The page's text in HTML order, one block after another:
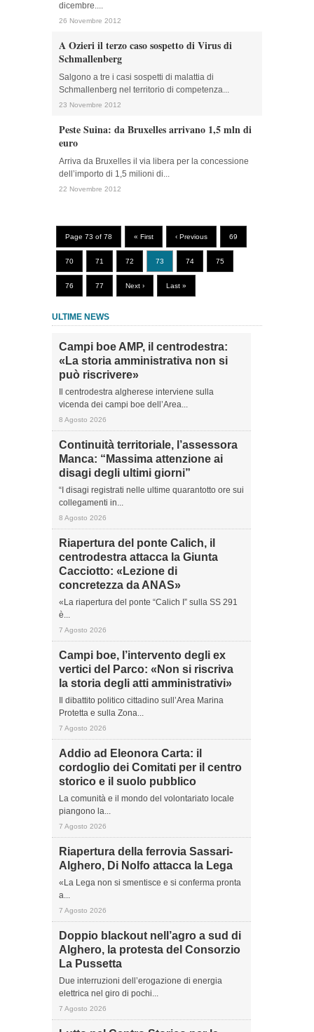
dicembre....
26 Novembre 2012
A Ozieri il terzo caso sospetto di Virus di
Schmallenberg
Salgono a tre i casi sospetti di malattia di
Schmallenberg nel territorio di competenza...
23 Novembre 2012
Peste Suina: da Bruxelles arrivano 1,5 mln di
euro
Arriva da Bruxelles il via libera per la concessione
dell’importo di 1,5 milioni di...
22 Novembre 2012
Page 73 of 78 « First ‹ Previous 69
70 71 72 73 74 75
76 77 Next › Last »
ULTIME NEWS
Campi boe AMP, il centrodestra:
«La storia amministrativa non si
può riscrivere»
Il centrodestra algherese interviene sulla
vicenda dei campi boe dell’Area...
8 Agosto 2026
Continuità territoriale, l’assessora
Manca: “Massima attenzione ai
disagi degli ultimi giorni”
“I disagi registrati nelle ultime quarantotto ore sui
collegamenti in...
8 Agosto 2026
Riapertura del ponte Calich, il
centrodestra attacca la Giunta
Cacciotto: «Lezione di
concretezza da ANAS»
«La riapertura del ponte “Calich I” sulla SS 291
è...
7 Agosto 2026
Campi boe, l’intervento degli ex
vertici del Parco: «Non si riscriva
la storia degli atti amministrativi»
Il dibattito politico cittadino sull’Area Marina
Protetta e sulla Zona...
7 Agosto 2026
Addio ad Eleonora Carta: il
cordoglio dei Comitati per il centro
storico e il suolo pubblico
La comunità e il mondo del volontariato locale
piangono la...
7 Agosto 2026
Riapertura della ferrovia Sassari-
Alghero, Di Nolfo attacca la Lega
«La Lega non si smentisce e si conferma pronta
a...
7 Agosto 2026
Doppio blackout nell’agro a sud di
Alghero, la protesta del Consorzio
La Pussetta
Due interruzioni dell’erogazione di energia
elettrica nel giro di pochi...
7 Agosto 2026